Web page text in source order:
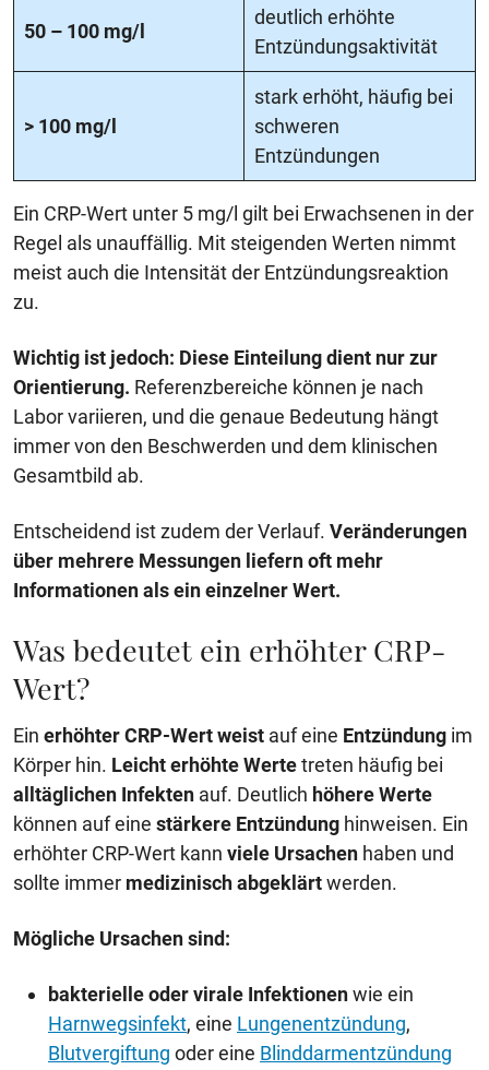
50 – 100 mg/l
deutlich erhöhte
Entzündungsaktivität
> 100 mg/l
stark erhöht, häufig bei
schweren
Entzündungen
Ein CRP-Wert unter 5 mg/l gilt bei Erwachsenen in der
Regel als unauffällig. Mit steigenden Werten nimmt
meist auch die Intensität der Entzündungsreaktion
zu.
Wichtig ist jedoch: Diese Einteilung dient nur zur
Orientierung. Referenzbereiche können je nach
Labor variieren, und die genaue Bedeutung hängt
immer von den Beschwerden und dem klinischen
Gesamtbild ab.
Entscheidend ist zudem der Verlauf. Veränderungen
über mehrere Messungen liefern oft mehr
Informationen als ein einzelner Wert.
Was bedeutet ein erhöhter CRP-
Wert?
Ein erhöhter CRP-Wertweist auf eine Entzündung im
Körper hin. Leicht erhöhte Wertetreten häufig bei
alltäglichen Infekten auf. Deutlich höhere Werte
können auf eine stärkere Entzündung hinweisen. Ein
erhöhter CRP-Wert kann viele Ursachen haben und
sollte immer medizinisch abgeklärtwerden.
Mögliche Ursachen sind:
bakterielle oder virale Infektionenwie ein
Harnwegsinfekt, eine Lungenentzündung,
Blutvergiftung oder eine Blinddarmentzündung